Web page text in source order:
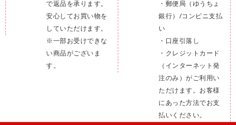
で返品を承ります。
安心してお買い物を
していただけます。
※一部お受けできな
い商品がございま
す。
・郵便局（ゆうちょ
銀行）/コンビニ支払
い
・口座引落し
・クレジットカード
（インターネット発
注のみ）がご利用い
ただけます。お客様
にあった方法でお支
払いください。